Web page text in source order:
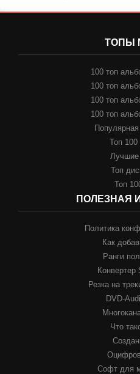
ТОПЫ
100 топ
100 топ
100 топ
100 топ
Топ
Лучшие
Топ
Топ
ПОЛЕЗНАЯ
Политика
Как
Ранги
Конвертер
Резка на
DVD-
Что
Софт для